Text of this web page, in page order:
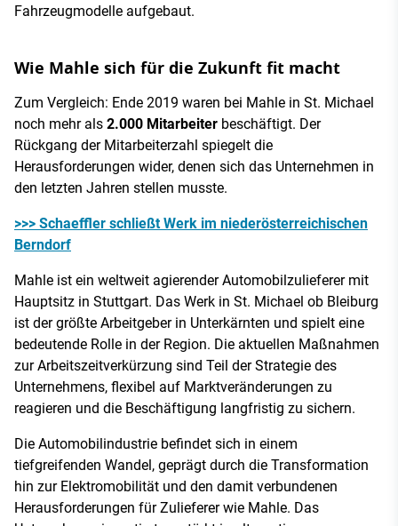
Fahrzeugmodelle aufgebaut.
Wie Mahle sich für die Zukunft fit macht
Zum Vergleich: Ende 2019 waren bei Mahle in St. Michael
noch mehr als 2.000 Mitarbeiter beschäftigt. Der
Rückgang der Mitarbeiterzahl spiegelt die
Herausforderungen wider, denen sich das Unternehmen in
den letzten Jahren stellen musste.
>>> Schaeffler schließt Werk im niederösterreichischen
Berndorf
Mahle ist ein weltweit agierender Automobilzulieferer mit
Hauptsitz in Stuttgart. Das Werk in St. Michael ob Bleiburg
ist der größte Arbeitgeber in Unterkärnten und spielt eine
bedeutende Rolle in der Region. Die aktuellen Maßnahmen
zur Arbeitszeitverkürzung sind Teil der Strategie des
Unternehmens, flexibel auf Marktveränderungen zu
reagieren und die Beschäftigung langfristig zu sichern.
Die Automobilindustrie befindet sich in einem
tiefgreifenden Wandel, geprägt durch die Transformation
hin zur Elektromobilität und den damit verbundenen
Herausforderungen für Zulieferer wie Mahle. Das